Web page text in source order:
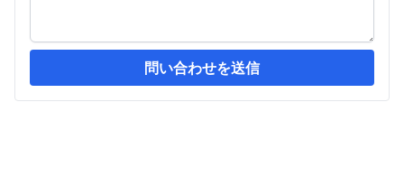
問い合わせを送信